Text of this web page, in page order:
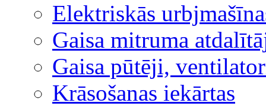
Elektriskās
Gaisa mitruma
Gaisa pūtēji,
Krāsošanas iekārtas